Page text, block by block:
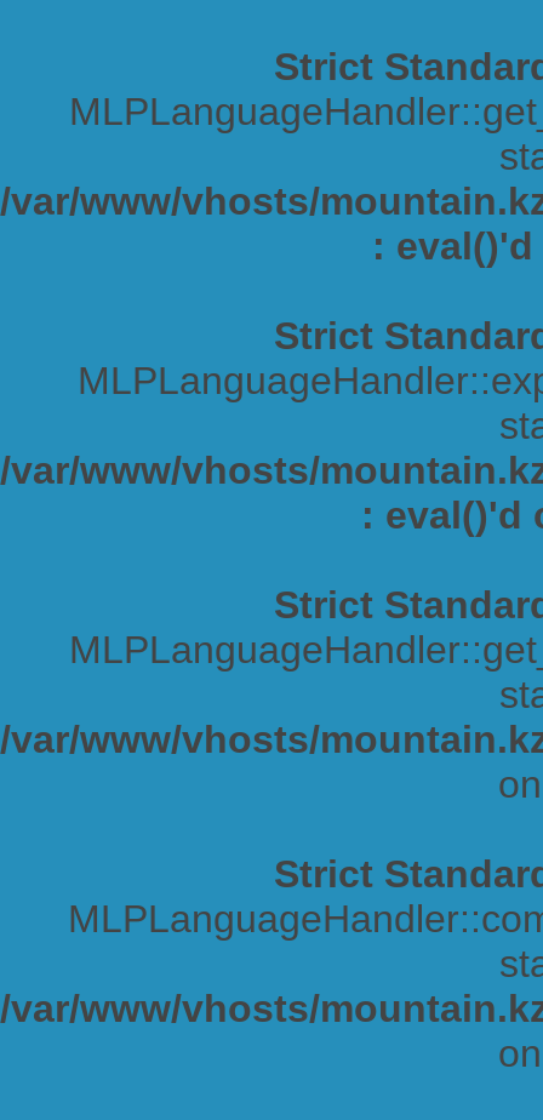
Strict
/var/www/vhosts/
:
Strict
/var/www/vhosts/
: eval()'d
Strict
/var/www/vhosts/
Strict
/var/www/vhosts/